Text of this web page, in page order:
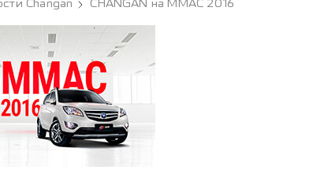
Changan CHANGAN на ММАС 2016